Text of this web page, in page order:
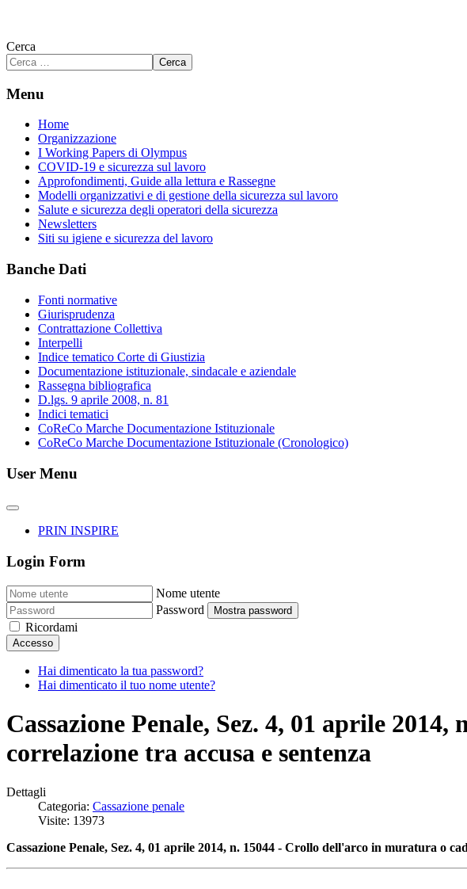
Cerca
Cerca
Menu
Home
Organizzazione
I Working Papers di Olympus
COVID-19 e sicurezza sul lavoro
Approfondimenti, Guide alla lettura e Rassegne
Modelli organizzativi e di gestione della sicurezza sul lavoro
Salute e sicurezza degli operatori della sicurezza
Newsletters
Siti su igiene e sicurezza del lavoro
Banche Dati
Fonti normative
Giurisprudenza
Contrattazione Collettiva
Interpelli
Indice tematico Corte di Giustizia
Documentazione istituzionale, sindacale e aziendale
Rassegna bibliografica
D.lgs. 9 aprile 2008, n. 81
Indici tematici
CoReCo Marche Documentazione Istituzionale
CoReCo Marche Documentazione Istituzionale (Cronologico)
User Menu
PRIN INSPIRE
Login Form
Nome utente
Password
Mostra password
Ricordami
Accesso
Hai dimenticato la tua password?
Hai dimenticato il tuo nome utente?
Cassazione Penale, Sez. 4, 01 aprile
correlazione tra accusa e sentenza
Dettagli
Categoria: Cassazione penale
Visite: 13973
Cassazione Penale, Sez. 4, 01 aprile 2014, n. 15044 - Crollo dell'arco in muratura o